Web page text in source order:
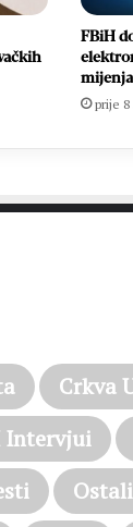
FBiH
mijenja
prije 8
Crkva
Intervjui